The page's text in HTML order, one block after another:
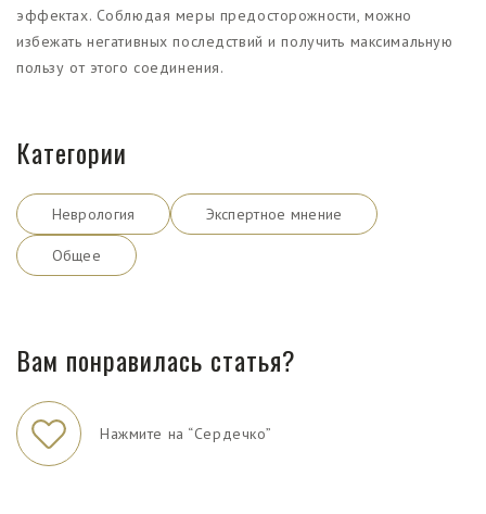
эффектах. Соблюдая меры предосторожности, можно
избежать негативных последствий и получить максимальную
пользу от этого соединения.
Категории
Неврология Экспертное мнение
Общее
Вам понравилась статья?
Нажмите на “Сердечко”